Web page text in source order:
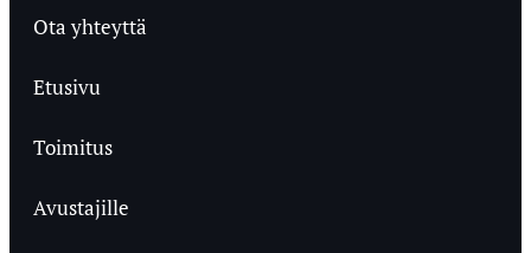
Ota yhteyttä
Etusivu
Toimitus
Avustajille